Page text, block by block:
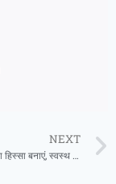
NEXT
योग को दिनचर्या का हिस्सा बनाएं, स्वस्थ समाज के निर्माण में योगदान दें : मुख्यमंत्री विष्णुदेव साय